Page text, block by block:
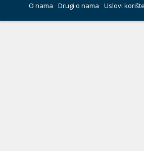
O nama
Drugi o nama Uslovi